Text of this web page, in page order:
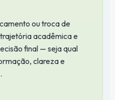
ou troca de
acadêmica e
final — seja qual
clareza e